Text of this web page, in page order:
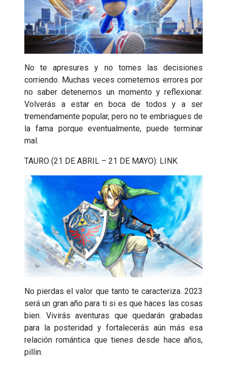
No te apresures y no tomes las decisiones
corriendo. Muchas veces cometemos errores por
no saber detenernos un momento y reflexionar.
Volverás a estar en boca de todos y a ser
tremendamente popular, pero no te embriagues de
la fama porque eventualmente, puede terminar
mal.
TAURO (21 DE ABRIL – 21 DE MAYO): LINK
No pierdas el valor que tanto te caracteriza. 2023
será un gran año para ti si es que haces las cosas
bien. Vivirás aventuras que quedarán grabadas
para la posteridad y fortalecerás aún más esa
relación romántica que tienes desde hace años,
pillin.